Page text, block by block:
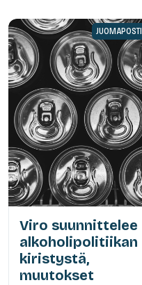
JUOMAPOSTI
Viro suunnittelee
alkoholipolitiikan
kiristystä,
muutokset